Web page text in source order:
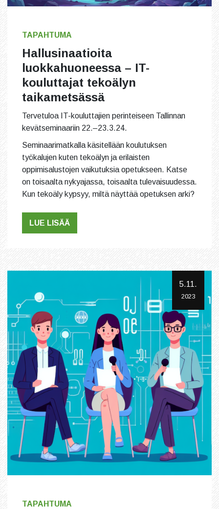
TAPAHTUMA
Hallusinaatioita
luokkahuoneessa – IT-
kouluttajat tekoälyn
taikametsässä
Tervetuloa IT-kouluttajien perinteiseen Tallinnan
kevätseminaariin 22.–23.3.24.
Seminaarimatkalla käsitellään koulutuksen
työkalujen kuten tekoälyn ja erilaisten
oppimisalustojen vaikutuksia opetukseen. Katse
on toisaalta nykyajassa, toisaalta tulevaisuudessa.
Kun tekoäly kypsyy, miltä näyttää opetuksen arki?
LUE LISÄÄ
5.11.
2023
TAPAHTUMA